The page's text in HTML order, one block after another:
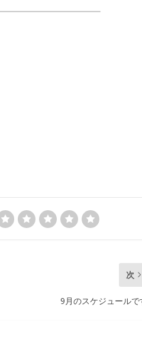
次
9月のスケジュールで